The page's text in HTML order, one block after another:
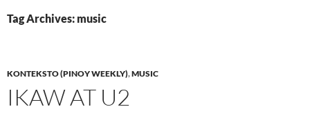
Tag Archives: music
KONTEKSTO (PINOY WEEKLY),MUSIC
IKAW AT U2